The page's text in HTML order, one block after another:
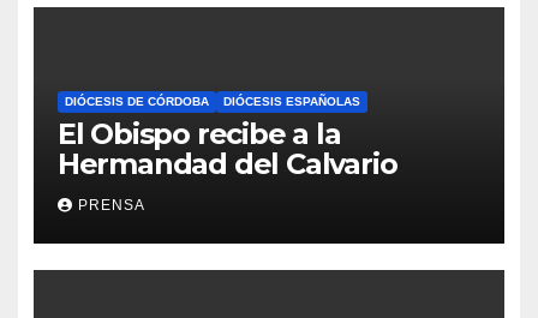
DIÓCESIS DE CÓRDOBA DIÓCESIS ESPAÑOLAS
El Obispo recibe a la
Hermandad del Calvario
PRENSA